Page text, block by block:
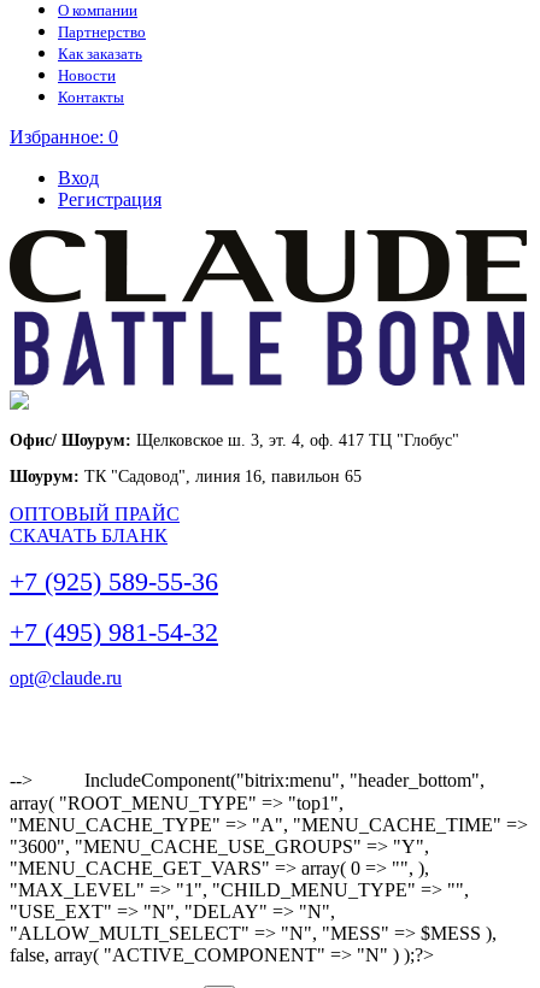
О компании
Партнерство
Как заказать
Новости
Контакты
Избранное: 0
Вход
Регистрация
Офис/ Шоурум: Щелковское ш. 3, эт. 4, оф. 417 ТЦ "Глобус"
Шоурум: ТК "Садовод", линия 16, павильон 65
ОПТОВЫЙ ПРАЙС
СКАЧАТЬ БЛАНК
+7 (925) 589-55-36
+7 (495) 981-54-32
opt@claude.ru
-->
IncludeComponent("bitrix:menu", "header_bottom",
array( "ROOT_MENU_TYPE" => "top1",
"MENU_CACHE_TYPE" => "A", "MENU_CACHE_TIME" =>
"3600", "MENU_CACHE_USE_GROUPS" => "Y",
"MENU_CACHE_GET_VARS" => array( 0 => "", ),
"MAX_LEVEL" => "1", "CHILD_MENU_TYPE" => "",
"USE_EXT" => "N", "DELAY" => "N",
"ALLOW_MULTI_SELECT" => "N", "MESS" => $MESS ),
false, array( "ACTIVE_COMPONENT" => "N" ) );?>